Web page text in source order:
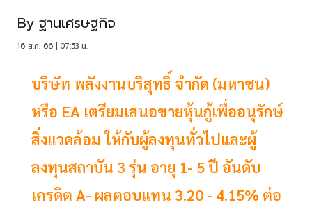
By ฐานเศรษฐกิจ
16 ส.ค. 66 | 07:53 น.
บริษัท พลังงานบริสุทธิ์ จำกัด (มหาชน)
หรือ EA เตรียมเสนอขายหุ้นกู้เพื่ออนุรักษ์
สิ่งแวดล้อม ให้กับผู้ลงทุนทั่วไปและผู้
ลงทุนสถาบัน 3 รุ่น อายุ 1- 5 ปี อันดับ
เครดิต A- ผลตอบแทน 3.20 - 4.15% ต่อ